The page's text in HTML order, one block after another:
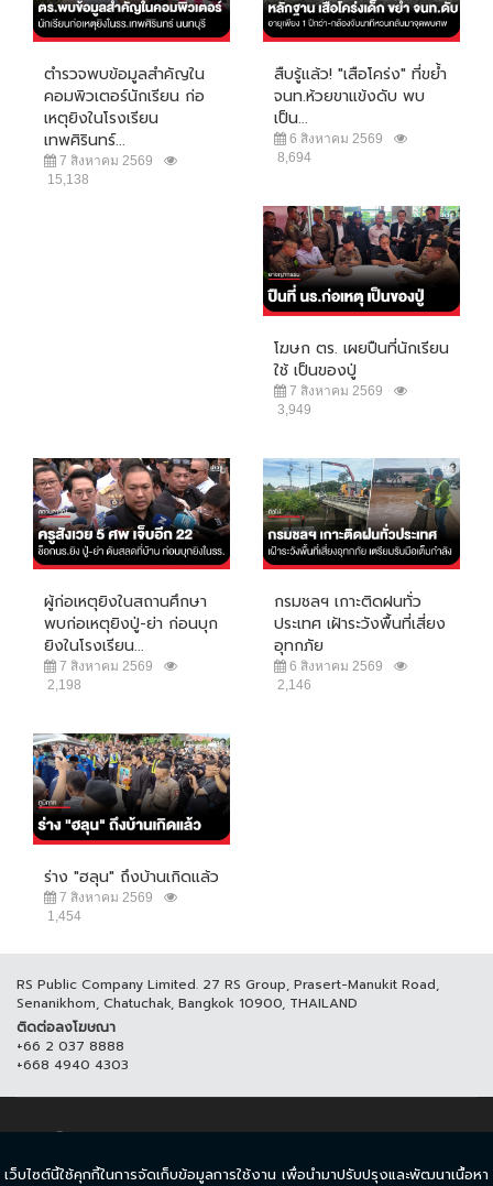
ตำรวจพบข้อมูลสำคัญใน
คอมพิวเตอร์นักเรียน ก่อ
เหตุยิงในโรงเรียน
เทพศิรินทร์...
7 สิงหาคม 2569
15,138
สืบรู้แล้ว! "เสือโคร่ง" ที่ขย้ำ
จนท.ห้วยขาแข้งดับ พบ
เป็น...
6 สิงหาคม 2569
8,694
โฆษก ตร. เผยปืนที่นักเรียน
ใช้ เป็นของปู่
7 สิงหาคม 2569
3,949
ผู้ก่อเหตุยิงในสถานศึกษา
พบก่อเหตุยิงปู่-ย่า ก่อนบุก
ยิงในโรงเรียน...
7 สิงหาคม 2569
2,198
กรมชลฯ เกาะติดฝนทั่ว
ประเทศ เฝ้าระวังพื้นที่เสี่ยง
อุทกภัย
6 สิงหาคม 2569
2,146
ร่าง "ฮลุน" ถึงบ้านเกิดแล้ว
7 สิงหาคม 2569
1,454
RS Public Company Limited. 27 RS Group, Prasert-Manukit Road,
Senanikhom, Chatuchak, Bangkok 10900, THAILAND
ติดต่อลงโฆษณา
+66 2 037 8888
+668 4940 4303
© COPYRIGHT 2017 THAICH8.COM, ALL RIGHT RESERVED.
ข้อกำหนดและเงื่อนไข นโยบายความเป็นส่วนตัว
เว็บไซต์นี้ใช้คุกกี้ในการจัดเก็บข้อมูลการใช้งาน เพื่อนำมาปรับปรุงและพัฒนาเนื้อหา